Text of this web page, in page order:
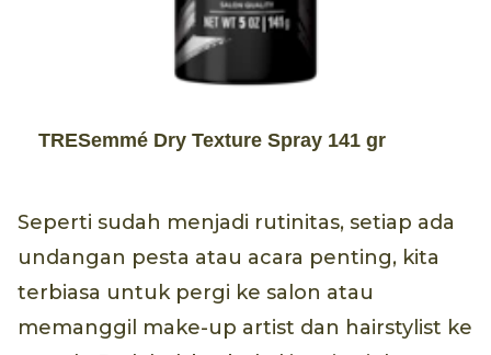
TRESemmé Dry Texture Spray 141 gr
Seperti sudah menjadi rutinitas, setiap ada
undangan pesta atau acara penting, kita
terbiasa untuk pergi ke salon atau
memanggil make-up artist dan hairstylist ke